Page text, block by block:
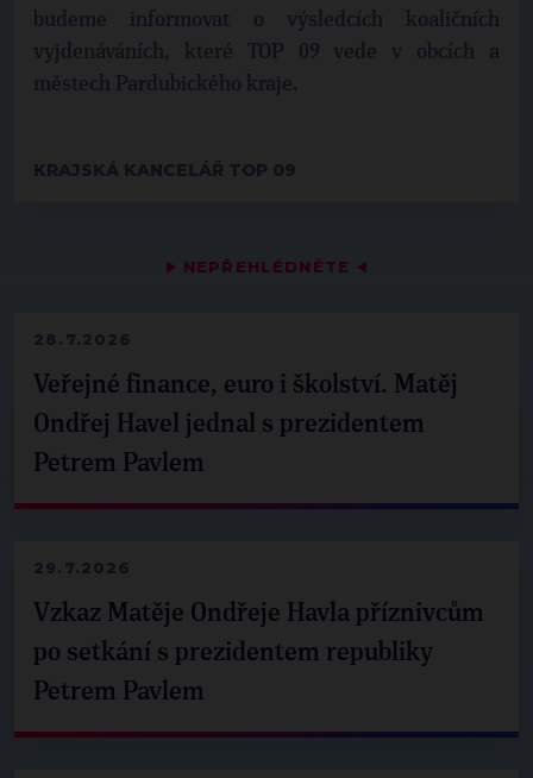
▶ NEPŘEHLÉDNĚTE ◀
28.7.2026
Veřejné finance, euro i školství. Matěj
Ondřej Havel jednal s prezidentem
Petrem Pavlem
29.7.2026
Vzkaz Matěje Ondřeje Havla příznivcům
po setkání s prezidentem republiky
Petrem Pavlem
budeme informovat o výsledcích koaličních
vyjdenáváních, které TOP 09 vede v obcích a
městech Pardubického kraje.
KRAJSKÁ KANCELÁŘ TOP 09